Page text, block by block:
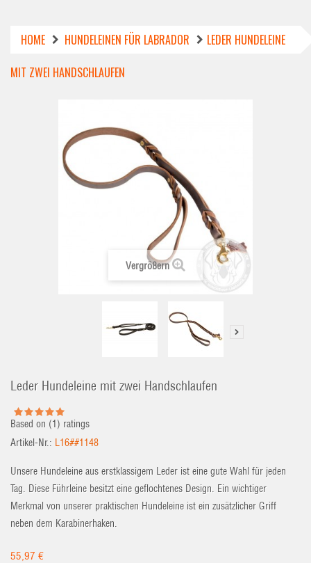
HOME HUNDELEINEN FÜR LABRADOR
LEDER HUNDELEINE
MIT ZWEI HANDSCHLAUFEN
Vergrößern
Leder Hundeleine mit zwei Handschlaufen
Based on (1) ratings
Artikel-Nr.: L16##1148
Unsere Hundeleine aus erstklassigem Leder ist eine gute Wahl für jeden
Tag. Diese Führleine besitzt eine geflochtenes Design. Ein wichtiger
Merkmal von unserer praktischen Hundeleine ist ein zusätzlicher Griff
neben dem Karabinerhaken.
55,97 €